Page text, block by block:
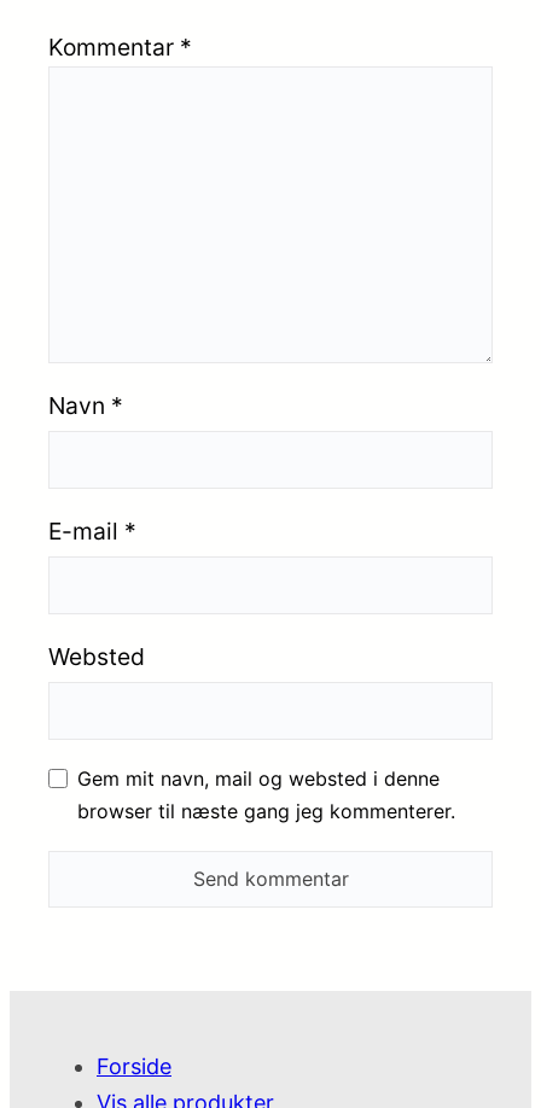
Kommentar *
Navn *
E-mail *
Websted
Gem mit navn, mail og websted i denne
browser til næste gang jeg kommenterer.
Forside